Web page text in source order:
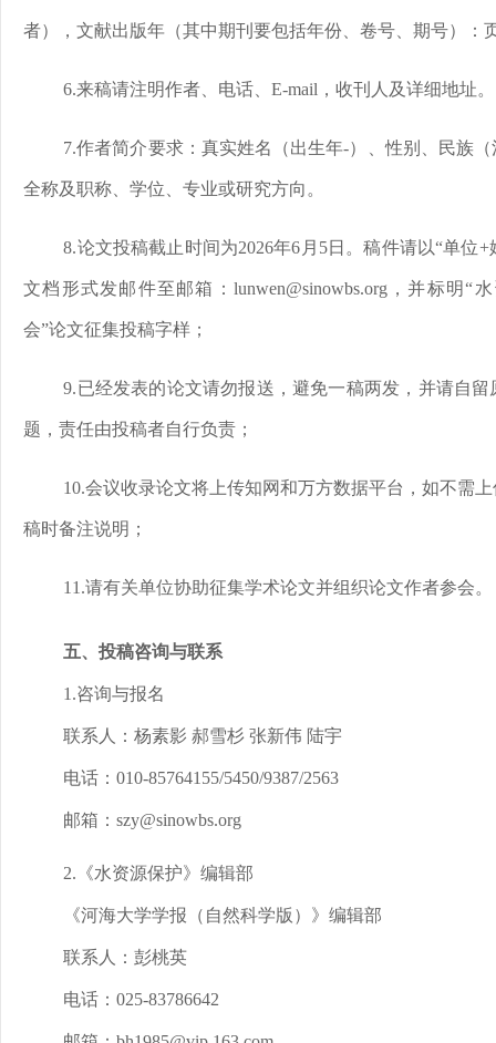
者），文献出版年（其中期刊要包括年份、卷号、期号）：
6.来稿请注明作者、电话、E-mail，收刊人及详细地址。
7.作者简介要求：真实姓名（出生年-）、性别、民族
全称及职称、学位、专业或研究方向。
8.论文投稿截止时间为2026年6月5日。稿件请以“单位
文档形式发邮件至邮箱：lunwen@sinowbs.org，并标明“
会”论文征集投稿字样；
9.已经发表的论文请勿报送，避免一稿两发，并请自
题，责任由投稿者自行负责；
10.会议收录论文将上传知网和万方数据平台，如不需
稿时备注说明；
11.请有关单位协助征集学术论文并组织论文作者参会。
五、投稿咨询与联系
1.咨询与报名
联系人：杨素影 郝雪杉 张新伟 陆宇
电话：010-85764155/5450/9387/2563
邮箱：szy@sinowbs.org
2.《水资源保护》编辑部
《河海大学学报（自然科学版）》编辑部
联系人：彭桃英
电话：025-83786642